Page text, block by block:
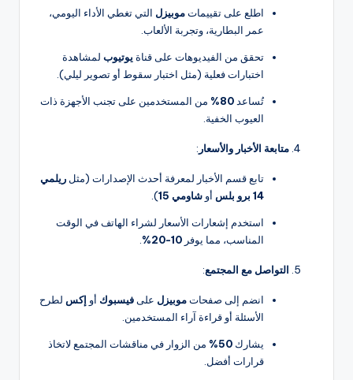
اطلع على تقييماتموبيزل التي تغطي الأداء اليومي،
عمر البطارية، وتجربة الألعاب.
تحقق من الفيديوهات على قناة يوتيوب لمشاهدة
اختبارات فعلية (مثل اختبار سقوط أو تصوير ليلي).
تُساعد 80%
من المستخدمين على تجنب الأجهزة ذات
العيوب الخفية.
متابعة الأخبار والأسعار :
تابع قسم الأخبار لمعرفة أحدث الإصدارات (مثل ريلمي
14 برو بلس
أو شاومي 15 ).
استخدم إشعارات الأسعار لشراء الهاتف في الوقت
المناسب، مما يوفر 10-20%
التواصل مع المجتمع:
انضم إلى صفحاتموبيزل على فيسبوك أو إكس لطرح
الأسئلة أو قراءة آراء المستخدمين.
يشارك 50%
من الزوار في مناقشات المجتمع لاتخاذ
قرارات أفضل.